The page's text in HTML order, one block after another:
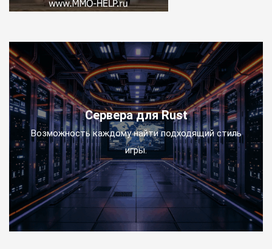
Сервера для Rust
Возможность каждому найти подходящий стиль
игры.